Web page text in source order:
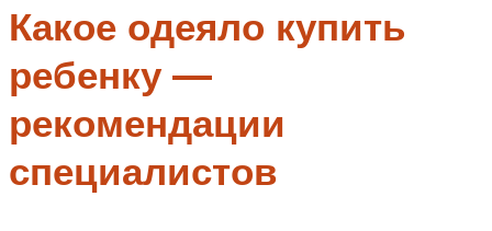
Какое одеяло купить
ребенку —
рекомендации
специалистов